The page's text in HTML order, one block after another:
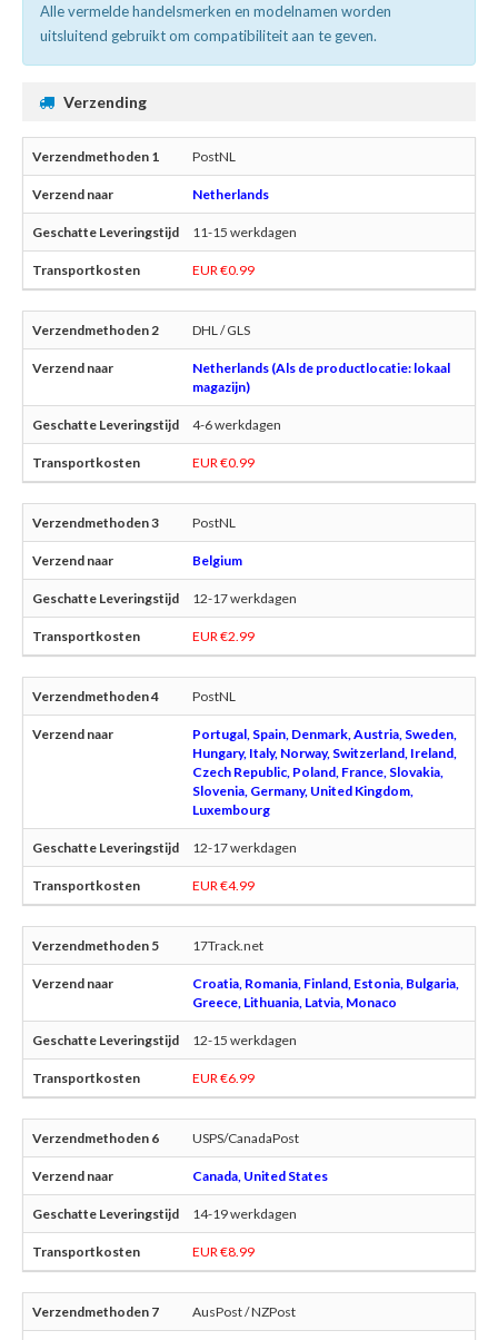
Alle vermelde handelsmerken en modelnamen worden
uitsluitend gebruikt om compatibiliteit aan te geven.
Verzending
PostNL
Netherlands
11-15 werkdagen
EUR €0.99
DHL / GLS
Netherlands (Als de productlocatie: lokaal
magazijn)
4-6 werkdagen
EUR €0.99
PostNL
Belgium
12-17 werkdagen
EUR €2.99
PostNL
Portugal, Spain, Denmark, Austria, Sweden,
Hungary, Italy, Norway, Switzerland, Ireland,
Czech Republic, Poland, France, Slovakia,
Slovenia, Germany, United Kingdom,
Luxembourg
12-17 werkdagen
EUR €4.99
17Track.net
Croatia, Romania, Finland, Estonia, Bulgaria,
Greece, Lithuania, Latvia, Monaco
12-15 werkdagen
EUR €6.99
USPS/CanadaPost
Canada, United States
14-19 werkdagen
EUR €8.99
AusPost / NZPost